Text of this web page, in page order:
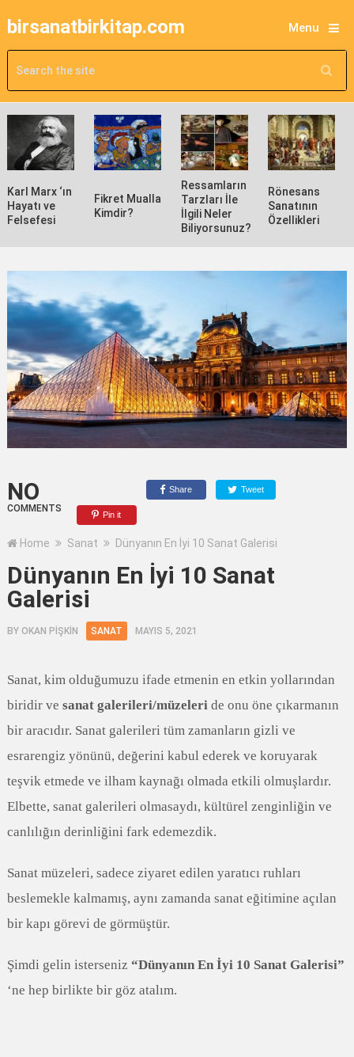
birsanatbirkitap.com Menu
Karl Marx ‘ın
Hayatı ve
Felsefesi
Fikret Mualla
Kimdir?
Ressamların
Tarzları İle
İlgili Neler
Biliyorsunuz?
Rönesans
Sanatının
Özellikleri
NO
COMMENTS
Share Tweet
Pin it
Home Sanat Dünyanın En İyi 10 Sanat Galerisi
Dünyanın En İyi 10 Sanat
Galerisi
BY OKAN PİŞKİN SANAT MAYIS 5, 2021
Sanat, kim olduğumuzu ifade etmenin en etkin yollarından
biridir ve sanat galerileri/müzeleri de onu öne çıkarmanın
bir aracıdır. Sanat galerileri tüm zamanların gizli ve
esrarengiz yönünü, değerini kabul ederek ve koruyarak
teşvik etmede ve ilham kaynağı olmada etkili olmuşlardır.
Elbette, sanat galerileri olmasaydı, kültürel zenginliğin ve
canlılığın derinliğini fark edemezdik.
Sanat müzeleri, sadece ziyaret edilen yaratıcı ruhları
beslemekle kalmamış, aynı zamanda sanat eğitimine açılan
bir kapı görevi de görmüştür.
Şimdi gelin isterseniz “Dünyanın En İyi 10 Sanat Galerisi”
‘ne hep birlikte bir göz atalım.